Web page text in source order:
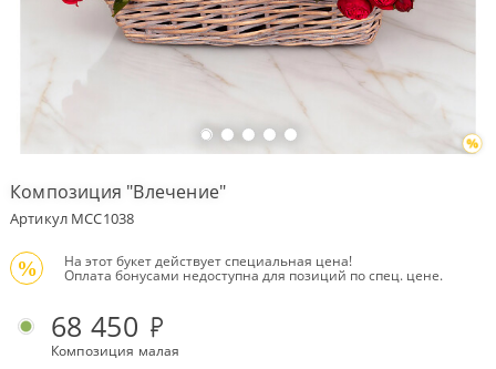
Оплата
Условия
Бонусная
программа
Корпоративным
клиентам
Обратная
связь
Композиция "Влечение"
Артикул MCC1038
% На этот букет действует специальная цена!
Оплата бонусами недоступна для позиций по спец. цене.
68 450
Композиция малая